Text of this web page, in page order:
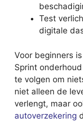
Test
digitale
Voor beginners
Sprint
te volgen om
niet alleen de
verlengt, maar
autoverzekering